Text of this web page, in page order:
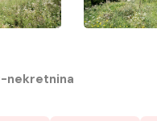
nekretnina